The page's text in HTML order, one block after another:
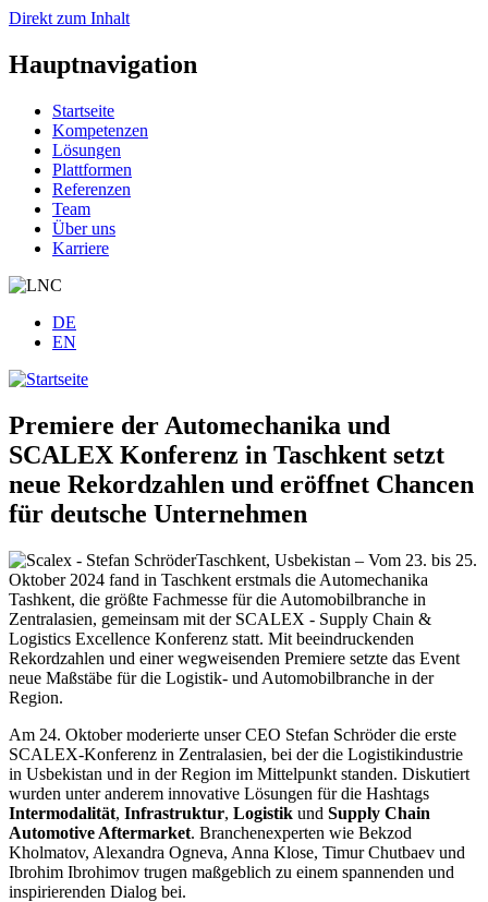
Direkt zum Inhalt
Hauptnavigation
Startseite
Kompetenzen
Lösungen
Plattformen
Referenzen
Team
Über uns
Karriere
DE
EN
Premiere der Automechanika und
SCALEX Konferenz in Taschkent setzt
neue Rekordzahlen und eröffnet Chancen
für deutsche Unternehmen
Taschkent, Usbekistan – Vom 23. bis 25.
Oktober 2024 fand in Taschkent erstmals die Automechanika
Tashkent, die größte Fachmesse für die Automobilbranche in
Zentralasien, gemeinsam mit der SCALEX - Supply Chain &
Logistics Excellence Konferenz statt. Mit beeindruckenden
Rekordzahlen und einer wegweisenden Premiere setzte das Event
neue Maßstäbe für die Logistik- und Automobilbranche in der
Region.
Am 24. Oktober moderierte unser CEO Stefan Schröder die erste
SCALEX-Konferenz in Zentralasien, bei der die Logistikindustrie
in Usbekistan und in der Region im Mittelpunkt standen. Diskutiert
wurden unter anderem innovative Lösungen für die Hashtags
Intermodalität, Infrastruktur, Logistik und Supply Chain
Automotive Aftermarket. Branchenexperten wie Bekzod
Kholmatov, Alexandra Ogneva, Anna Klose, Timur Chutbaev und
Ibrohim Ibrohimov trugen maßgeblich zu einem spannenden und
inspirierenden Dialog bei.